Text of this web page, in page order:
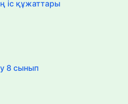
іс құжаттары
8 сынып